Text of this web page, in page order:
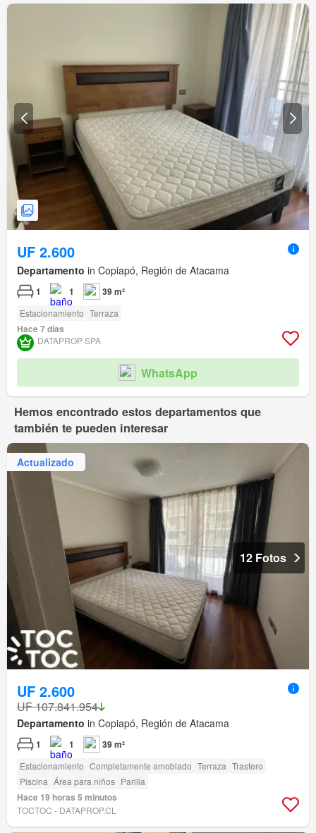
UF 2.600
Departamento in Copiapó, Región de Atacama
1 1 39 m²
Estacionamiento Terraza
Hace 7 días
DATAPROP SPA
WhatsApp
Hemos encontrado estos departamentos que
también te pueden interesar
Actualizado
12 Fotos
UF 2.600
UF 107.841.954
Departamento in Copiapó, Región de Atacama
1 1 39 m²
Estacionamiento Completamente amoblado Terraza Trastero
Piscina Área para niños Parilla
Hace 19 horas 5 minutos
TOCTOC - DATAPROP.CL